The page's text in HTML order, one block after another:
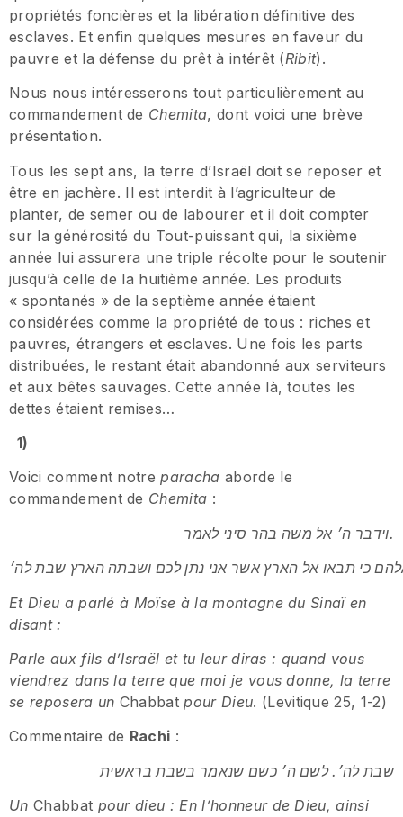
propriétés foncières et la libération définitive des
esclaves. Et enfin quelques mesures en faveur du
pauvre et la défense du prêt à intérêt (Ribit).
Nous nous intéresserons tout particulièrement au
commandement de Chemita, dont voici une brève
présentation.
Tous les sept ans, la terre d’Israël doit se reposer et
être en jachère. Il est interdit à l’agriculteur de
planter, de semer ou de labourer et il doit compter
sur la générosité du Tout-puissant qui, la sixième
année lui assurera une triple récolte pour le soutenir
jusqu’à celle de la huitième année. Les produits
« spontanés » de la septième année étaient
considérées comme la propriété de tous : riches et
pauvres, étrangers et esclaves. Une fois les parts
distribuées, le restant était abandonné aux serviteurs
et aux bêtes sauvages. Cette année là, toutes les
dettes étaient remises…
1)
Voici comment notreparacha aborde le
commandement de Chemita :
וידבר ה׳ אל משה בהר סיני לאמר.
Et Dieu a parlé à Moïse à la montagne du Sinaï en
disant :
Parle aux fils d’Israël et tu leur diras : quand vous
viendrez dans la terre que moi je vous donne, la terre
se reposera un Chabbat pour Dieu. (Levitique 25, 1-2)
Commentaire de Rachi :
שבת לה׳. לשם ה׳ כשם שנאמר בשבת בראשית
Un Chabbat pour dieu : En l’honneur de Dieu, ainsi